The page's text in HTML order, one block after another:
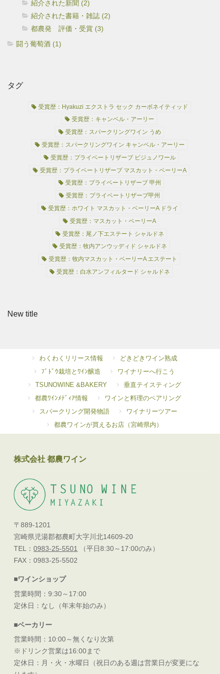
紹介された新聞 (2)
紹介された書籍・雑誌 (2)
都農発 評価・受賞 (3)
闘う葡萄酒 (1)
タグ
受賞歴：Hyakuzi エクストラ セック カーボネイティッド
受賞歴：キャンベル・アーリー
受賞歴：スパークリングワイン うめ
受賞歴：スパークリングワイン キャンベル・アーリー
受賞歴：プライベートリザーブ ビジュノワール
受賞歴：プライベートリザーブ マスカット・ベーリーA
受賞歴：プライベートリザーブ 甲州
受賞歴：プライベートリザーブ甲州
受賞歴：ホワイト マスカット・ベーリーA ドライ
受賞歴：マスカット・ベーリーA
受賞歴：尾ノ下エステート シャルドネ
受賞歴：牧内アンウッディド シャルドネ
受賞歴：牧内マスカット・ベーリーA エステート
受賞歴：白水アンフィルタード シャルドネ
New title
わくわくリリース情報
どきどきワイン熟成
ﾌﾞﾄﾞｳ栽培とﾜｲﾝ醸造
ワイナリーへ行こう
TSUNOWINE &BAKERY
垂直テイスティング
都農ﾜｲﾝﾒﾃﾞｨｱ情報
ワインと料理のペアリング
スパークリング開発物語
ワイナリーツアー
都農ワインが買えるお店（宮崎県内）
株式会社 都農ワイン
〒889-1201
宮崎県児湯郡都農町大字川北14609-20
TEL：0983-25-5501
（平日8:30～17:00のみ）
FAX：0983-25-5502
■ワインショップ
営業時間：9:30～17:00
定休日：なし（年末年始のみ）
■ベーカリー
営業時間：10:00～無くなり次第
※ドリンク営業は16:00まで
定休日：月・火・水曜日（祝日のある週は営業日が変更にな